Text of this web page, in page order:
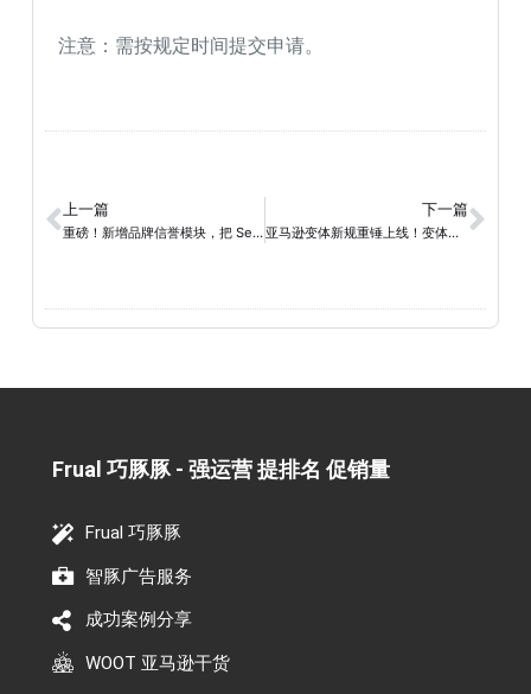
注意：需按规定时间提交申请。
上一篇
重磅！新增品牌信誉模块，把 Seller Feedback 推向 C 位？
下一篇
亚马逊变体新规重锤上线！变体评论合并将全面收紧
Frual 巧豚豚 - 强运营 提排名 促销量​
Frual 巧豚豚
智豚广告服务
成功案例分享
WOOT 亚马逊干货